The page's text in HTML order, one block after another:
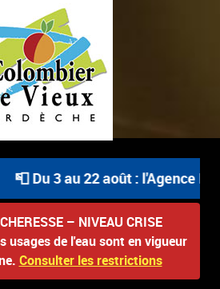
📮 Du 3 au 22 août : l'Agence
– NIVEAU CRISE
usages de l'eau sont en vigueur
Consulter les restrictions